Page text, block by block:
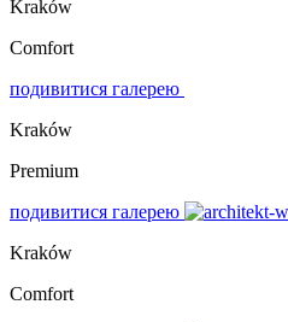
Kraków
Comfort
подивитися галерею
Kraków
Premium
подивитися галерею
Kraków
Comfort